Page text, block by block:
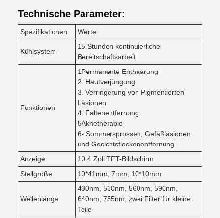
Technische Parameter:
Spezifikationen Werte
Kühlsystem
15 Stunden kontinuierliche
Bereitschaftsarbeit
Funktionen
1Permanente Enthaarung
2. Hautverjüngung
3. Verringerung von Pigmentierten
Läsionen
4. Faltenentfernung
5Aknetherapie
6- Sommersprossen, Gefäßläsionen
und Gesichtsfleckenentfernung
Anzeige
10.4 Zoll TFT-Bildschirm
Stellgröße
10*41mm, 7mm, 10*10mm
Wellenlänge
430nm, 530nm, 560nm, 590nm,
640nm, 755nm, zwei Filter für kleine
Teile